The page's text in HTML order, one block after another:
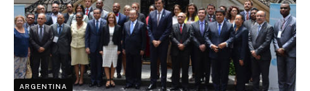
ARGENTINA